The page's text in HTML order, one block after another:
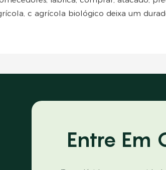
c agrícola biológico deixa um
Entre Em